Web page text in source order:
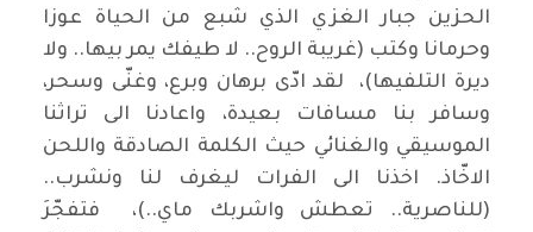
الحزين جبار الغزي الذي شبع من الحياة عوزا
وحرمانا وكتب (غريبة الروح.. لا طيفك يمر بيها.. ولا
ديرة التلفيها)، لقد ادّى برهان وبرع، وغنّى وسحر،
وسافر بنا مسافات بعيدة، واعادنا الى تراثنا
الموسيقي والغنائي حيث الكلمة الصادقة واللحن
الاخّاذ. اخذنا الى الفرات ليغرف لنا ونشرب..
(للناصرية.. تعطش واشربك ماي..)، فتفجّرَ